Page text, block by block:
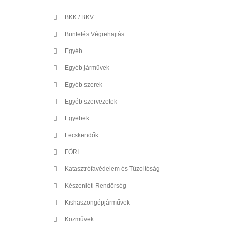
BKK / BKV
Büntetés Végrehajtás
Egyéb
Egyéb járművek
Egyéb szerek
Egyéb szervezetek
Egyebek
Fecskendők
FÖRI
Katasztrófavédelem és Tűzoltóság
Készenléti Rendőrség
Kishaszongépjárművek
Közművek